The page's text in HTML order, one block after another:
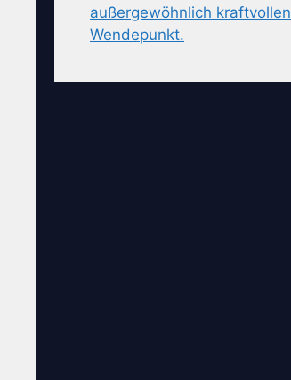
außergewöhnlich kraftvollen
Wendepunkt.